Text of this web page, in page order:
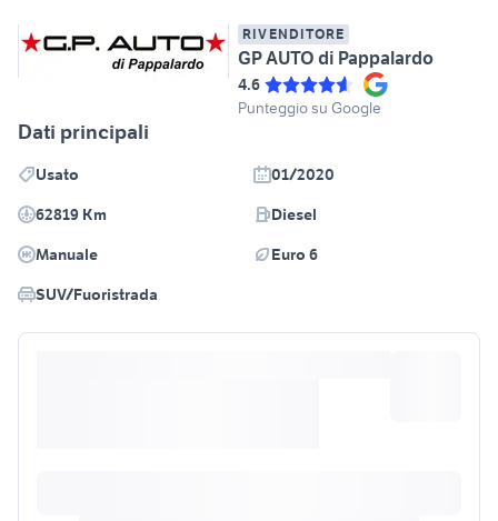
RIVENDITORE
GP AUTO di Pappalardo
4.6
Punteggio su Google
Dati principali
Usato
01/2020
62819 Km
Diesel
Manuale
Euro 6
SUV/Fuoristrada